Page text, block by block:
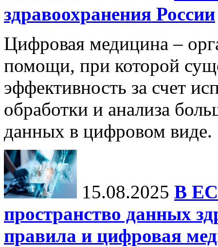
здравоохранения России
Цифровая медицина –
помощи, при которой
эффективность за счет
обработки и анализа
данных в цифровом виде.
15.08.2025 В ЕС
пространство данных
правила и цифровая